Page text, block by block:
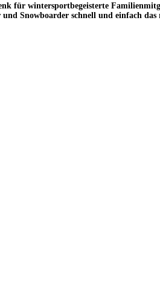
für wintersportbegeisterte
Snowboarder schnell und einfach das